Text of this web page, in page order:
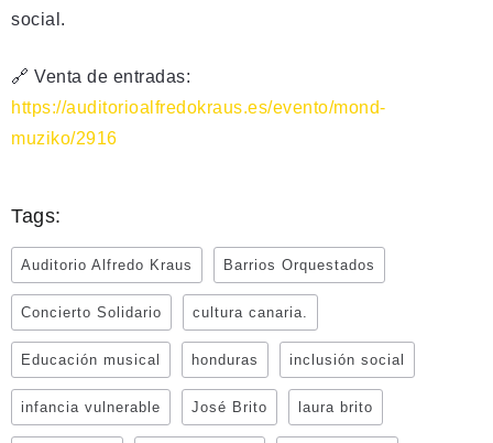
social.
🔗 Venta de entradas:
https://auditorioalfredokraus.es/evento/mond-
muziko/2916
Tags:
Auditorio Alfredo Kraus Barrios Orquestados
Concierto Solidario cultura canaria.
Educación musical honduras inclusión social
infancia vulnerable José Brito laura brito